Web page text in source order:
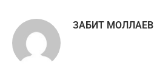
ЗАБИТ МОЛЛАЕВ